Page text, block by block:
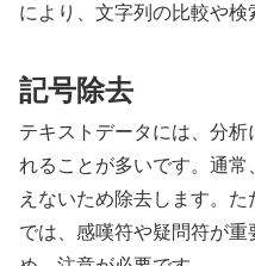
により、文字列の比較や検
記号除去
テキストデータには、分析
れることが多いです。通
えないため除去します。
では、感嘆符や疑問符が